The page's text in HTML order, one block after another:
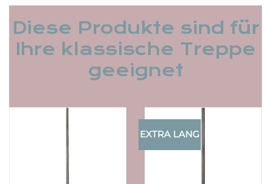
Diese Produkte sind für
Ihre klassische Treppe
geeignet
EXTRA LANG